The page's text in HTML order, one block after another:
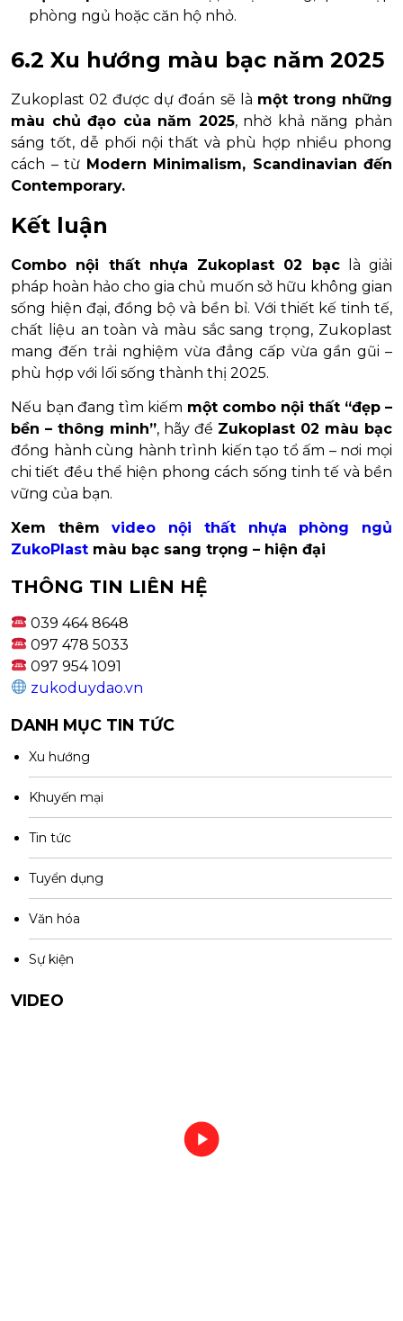
phòng ngủ hoặc căn hộ nhỏ.
6.2 Xu hướng màu bạc năm 2025
Zukoplast 02 được dự đoán sẽ là một trong những
màu chủ đạo của năm 2025, nhờ khả năng phản
sáng tốt, dễ phối nội thất và phù hợp nhiều phong
cách – từ Modern Minimalism, Scandinavian đến
Contemporary.
Kết luận
Combo nội thất nhựa Zukoplast 02 bạclà giải
pháp hoàn hảo cho gia chủ muốn sở hữu không gian
sống hiện đại, đồng bộ và bền bỉ. Với thiết kế tinh tế,
chất liệu an toàn và màu sắc sang trọng, Zukoplast
mang đến trải nghiệm vừa đẳng cấp vừa gần gũi –
phù hợp với lối sống thành thị 2025.
Nếu bạn đang tìm kiếm một combo nội thất “đẹp –
bền – thông minh”, hãy để Zukoplast 02 màu bạc
đồng hành cùng hành trình kiến tạo tổ ấm – nơi mọi
chi tiết đều thể hiện phong cách sống tinh tế và bền
vững của bạn.
Xem thêmvideo nội thất nhựa phòng ngủ
ZukoPlast màu bạc sang trọng – hiện đại
THÔNG TIN LIÊN HỆ
039 464 8648
097 478 5033
097 954 1091
zukoduydao.vn
DANH MỤC TIN TỨC
Xu hướng
Khuyến mại
Tin tức
Tuyển dụng
Văn hóa
Sự kiện
VIDEO